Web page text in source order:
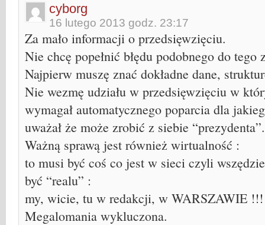
cyborg
16 lutego 2013 godz. 23:17
Za mało informacji o przedsięwzięciu.
Nie chcę popełnić błędu podobnego do tego
Najpierw muszę znać dokładne dane,
Nie wezmę udziału w przedsięwzięciu w
wymagał automatycznego poparcia dla
uważał że może zrobić z siebie “prezydenta”.
Ważną sprawą jest również wirtualność :
to musi być coś co jest w sieci czyli
być “realu” :
my, wicie, tu w redakcji, w WARSZAWIE
Megalomania wykluczona.